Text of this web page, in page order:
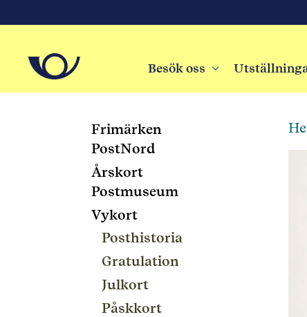
Besök oss 3
Frimärken
PostNord
Årskort
Postmuseum
Vykort
Posthistoria
Gratulation
Julkort
Påskkort